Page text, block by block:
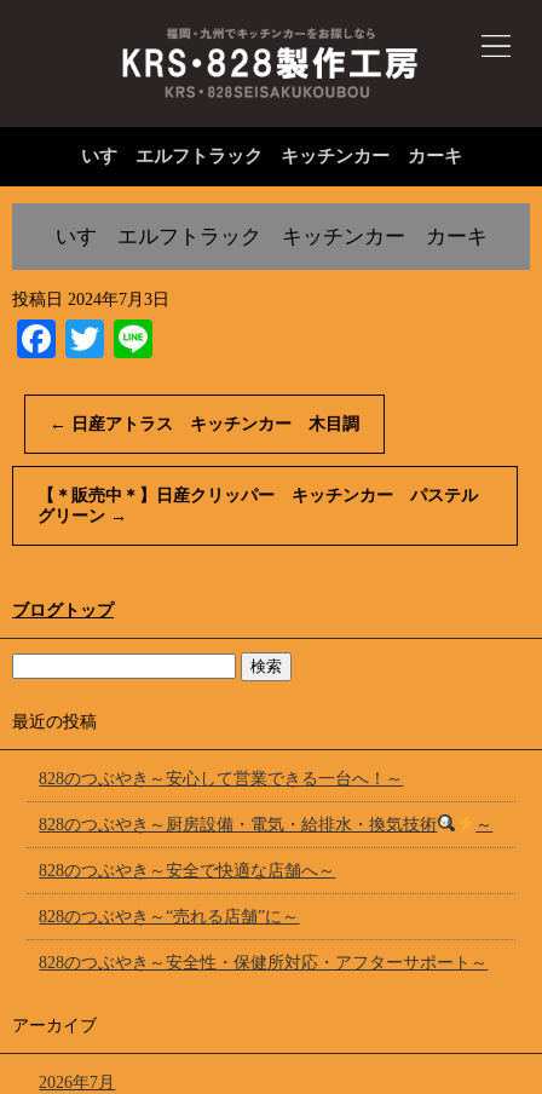
いすゞエルフトラック キッチンカー カーキ
いすゞエルフトラック キッチンカー カーキ
投稿日 2024年7月3日
Facebook
Twitter
← 日産アトラス キッチンカー 木目調
【＊販売中＊】日産クリッパー キッチンカー パステル
グリーン →
ブログトップ
最近の投稿
828のつぶやき～安心して営業できる一台へ！～
828のつぶやき～厨房設備・電気・給排水・換気技術 ～
828のつぶやき～安全で快適な店舗へ～
828のつぶやき～“売れる店舗”に～
828のつぶやき～安全性・保健所対応・アフターサポート～
アーカイブ
2026年7月